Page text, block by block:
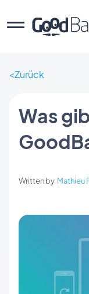
Zurück
Was
Written by Mathieu